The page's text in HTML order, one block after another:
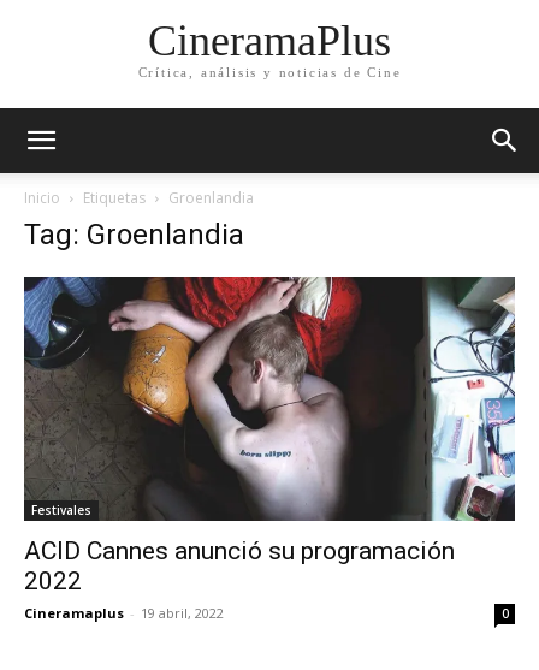
CineramaPlus
Crítica, análisis y noticias de Cine
Inicio Etiquetas Groenlandia
Tag: Groenlandia
Festivales
ACID Cannes anunció su programación
2022
Cineramaplus - 19 abril, 2022 0